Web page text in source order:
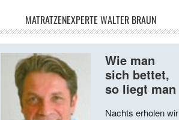
MATRATZENEXPERTE WALTER BRAUN
Wie man
sich bettet,
so liegt man
Nachts erholen wir